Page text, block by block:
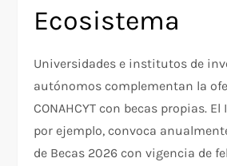
Ecosistema
Universidades e institutos de
autónomos complementan la
CONAHCYT con becas propias.
por ejemplo, convoca
de Becas 2026 con vigencia de